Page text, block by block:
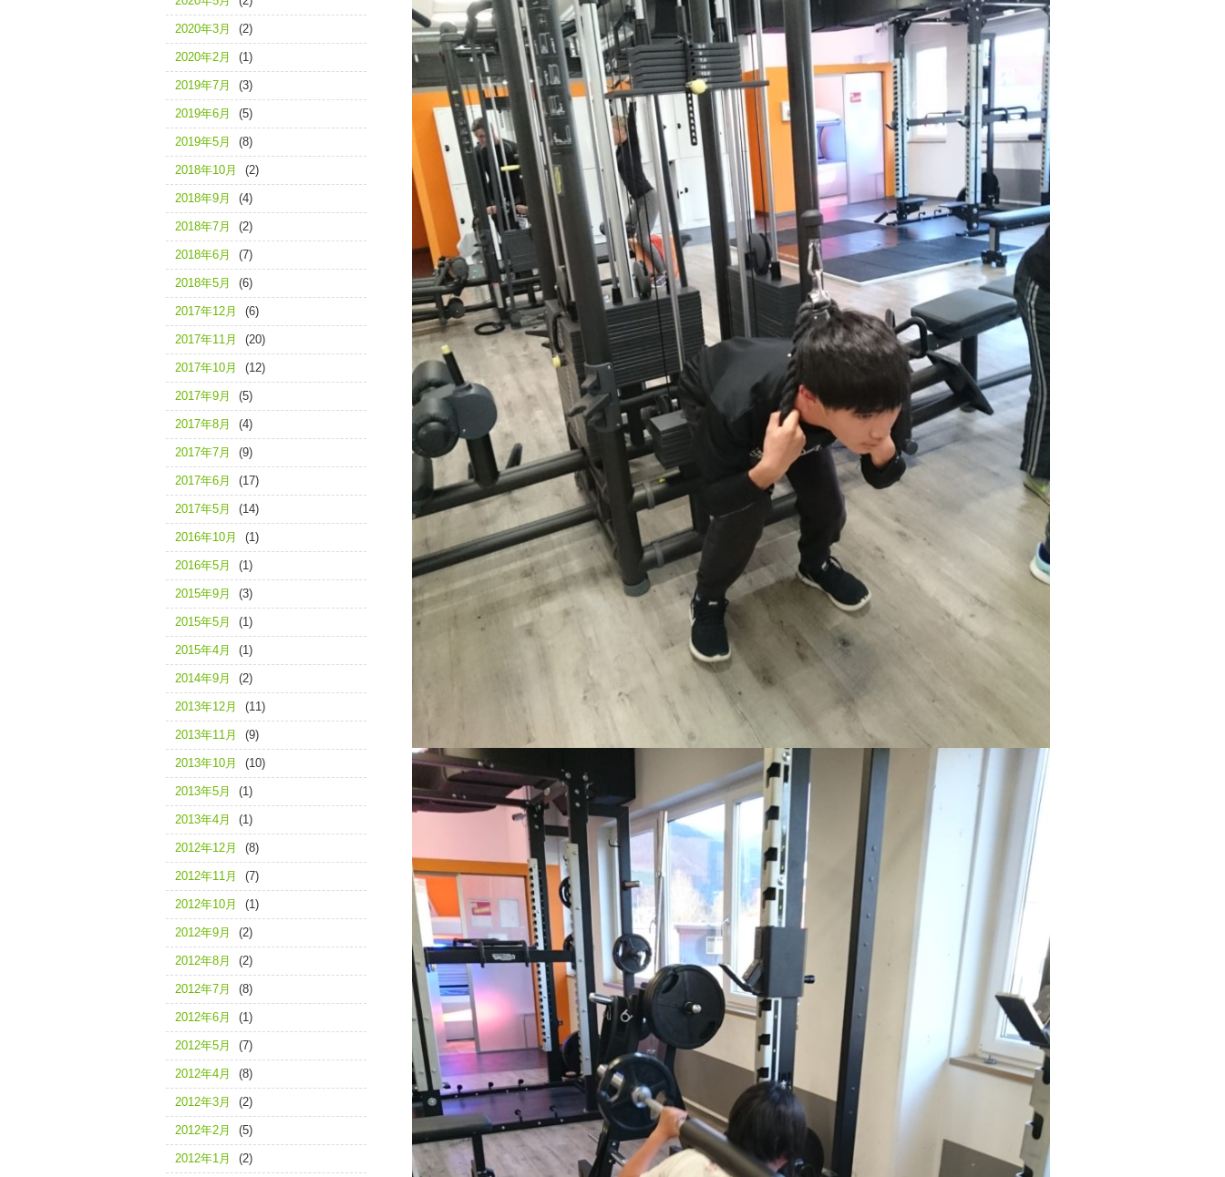
2020年3月 (2)
2020年2月 (1)
2019年7月 (3)
2019年6月 (5)
2019年5月 (8)
2018年10月 (2)
2018年9月 (4)
2018年7月 (2)
2018年6月 (7)
2018年5月 (6)
2017年12月 (6)
2017年11月 (20)
2017年10月 (12)
2017年9月 (5)
2017年8月 (4)
2017年7月 (9)
2017年6月 (17)
2017年5月 (14)
2016年10月 (1)
2016年5月 (1)
2015年9月 (3)
2015年5月 (1)
2015年4月 (1)
2014年9月 (2)
2013年12月 (11)
2013年11月 (9)
2013年10月 (10)
2013年5月 (1)
2013年4月 (1)
2012年12月 (8)
2012年11月 (7)
2012年10月 (1)
2012年9月 (2)
2012年8月 (2)
2012年7月 (8)
2012年6月 (1)
2012年5月 (7)
2012年4月 (8)
2012年3月 (2)
2012年2月 (5)
2012年1月 (2)